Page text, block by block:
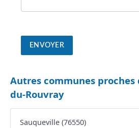
Autres communes proches
du-Rouvray
Sauqueville (76550)